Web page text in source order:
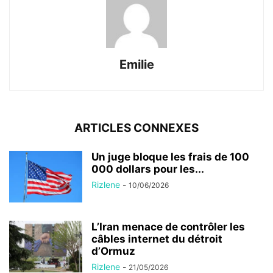
Emilie
ARTICLES CONNEXES
Un juge bloque les frais de 100
000 dollars pour les...
Rizlene - 10/06/2026
L’Iran menace de contrôler les
câbles internet du détroit
d’Ormuz
Rizlene - 21/05/2026